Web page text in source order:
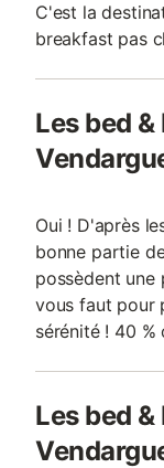
C'est la
breakfast pas
Les bed
Oui ! D'après
bonne partie
possèdent une
vous faut pour
sérénité ! 40 %
Les bed